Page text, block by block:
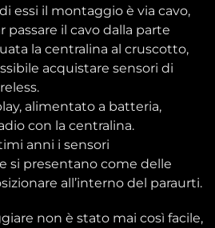
essi il montaggio è via cavo,
passare il cavo dalla parte
la centralina al cruscotto,
acquistare sensori di
alimentato a batteria,
con la centralina.
anni i sensori
si presentano come delle
all’interno del paraurti.
non è stato mai così facile,